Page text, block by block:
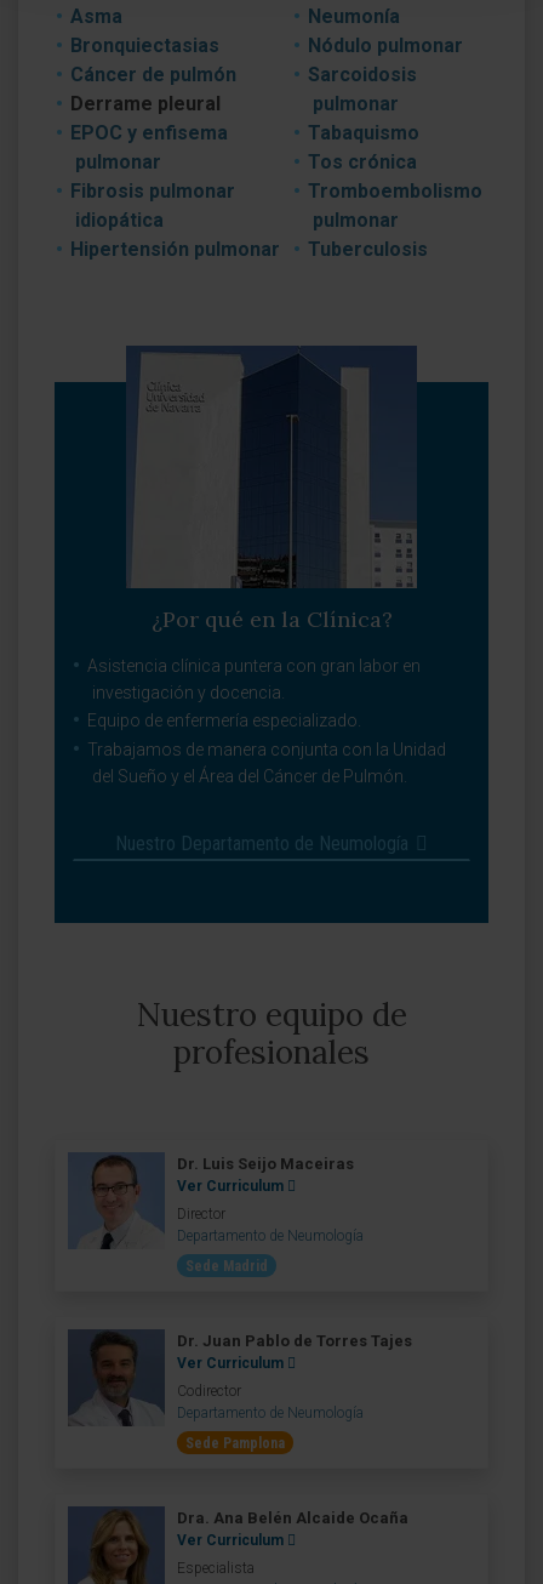
Asma
Bronquiectasias
Cáncer de pulmón
Derrame pleural
EPOC y enfisema
pulmonar
Fibrosis pulmonar
idiopática
Hipertensión pulmonar
Neumonía
Nódulo pulmonar
Sarcoidosis
pulmonar
Tabaquismo
Tos crónica
Tromboembolismo
pulmonar
Tuberculosis
¿Por qué en la Clínica?
Asistencia clínica puntera con gran labor en
investigación y docencia.
Equipo de enfermería especializado.
Trabajamos de manera conjunta con la Unidad
del Sueño y el Área del Cáncer de Pulmón.
Nuestro Departamento de Neumología
Nuestro equipo de
profesionales
Dr. Luis Seijo Maceiras
Ver Curriculum
Director
Departamento de Neumología
Sede Madrid
Dr. Juan Pablo de Torres Tajes
Ver Curriculum
Codirector
Departamento de Neumología
Sede Pamplona
Dra. Ana Belén Alcaide Ocaña
Ver Curriculum
Especialista